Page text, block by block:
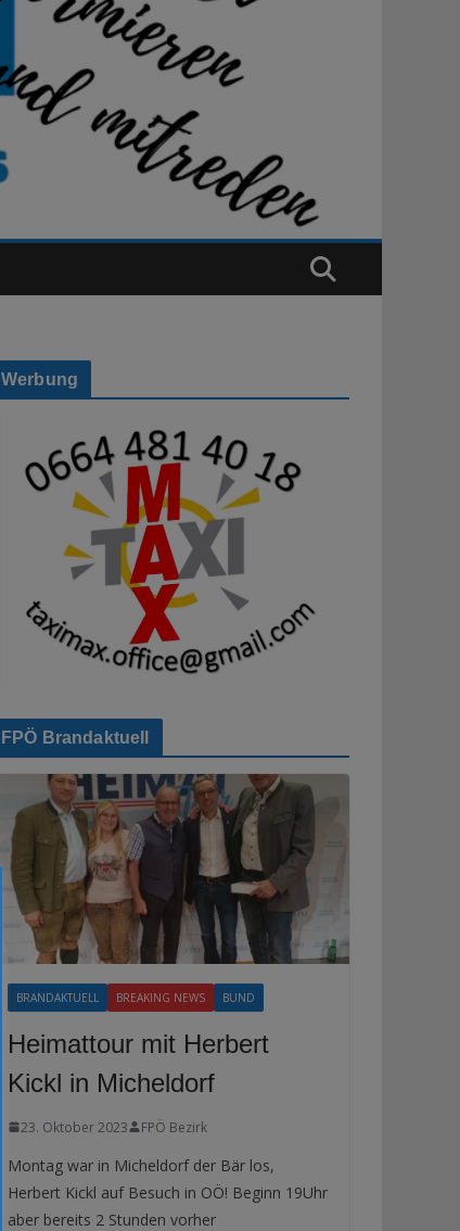
Werbung
FPÖ Brandaktuell
BRANDAKTUELL BREAKING NEWS BUND
Heimattour mit Herbert
Kickl in Micheldorf
23. Oktober 2023 FPÖ Bezirk
Montag war in Micheldorf der Bär los,
Herbert Kickl auf Besuch in OÖ! Beginn 19Uhr
aber bereits 2 Stunden vorher